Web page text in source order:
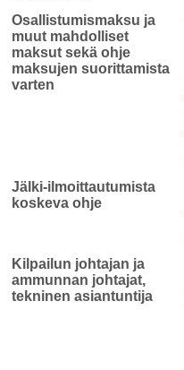
Osallistumismaksu ja
muut mahdolliset
maksut sekä ohje
maksujen suorittamista
varten
Jälki-ilmoittautumista
koskeva ohje
Kilpailun johtajan ja
ammunnan johtajat,
tekninen asiantuntija